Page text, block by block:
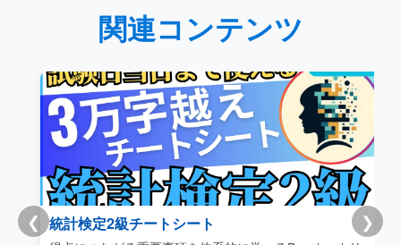
関連コンテンツ
❮ ❯
統計検定2級チートシート